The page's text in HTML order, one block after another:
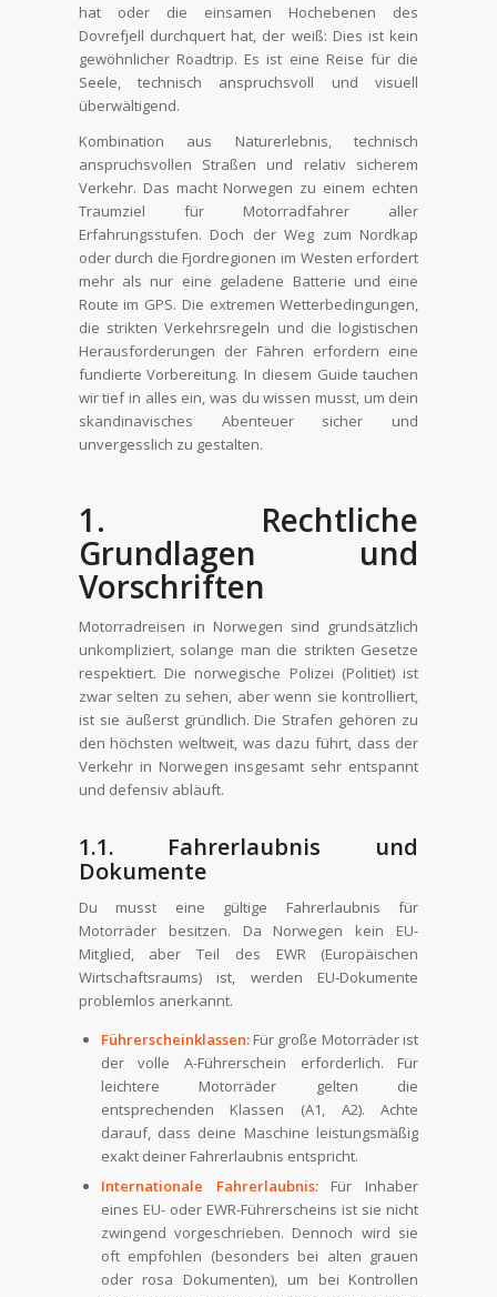
hat oder die einsamen Hochebenen des
Dovrefjell durchquert hat, der weiß: Dies ist kein
gewöhnlicher Roadtrip. Es ist eine Reise für die
Seele, technisch anspruchsvoll und visuell
überwältigend.
Kombination aus Naturerlebnis, technisch
anspruchsvollen Straßen und relativ sicherem
Verkehr. Das macht Norwegen zu einem echten
Traumziel für Motorradfahrer aller
Erfahrungsstufen. Doch der Weg zum Nordkap
oder durch die Fjordregionen im Westen erfordert
mehr als nur eine geladene Batterie und eine
Route im GPS. Die extremen Wetterbedingungen,
die strikten Verkehrsregeln und die logistischen
Herausforderungen der Fähren erfordern eine
fundierte Vorbereitung. In diesem Guide tauchen
wir tief in alles ein, was du wissen musst, um dein
skandinavisches Abenteuer sicher und
unvergesslich zu gestalten.
1. Rechtliche
Grundlagen und
Vorschriften
Motorradreisen in Norwegen sind grundsätzlich
unkompliziert, solange man die strikten Gesetze
respektiert. Die norwegische Polizei (Politiet) ist
zwar selten zu sehen, aber wenn sie kontrolliert,
ist sie äußerst gründlich. Die Strafen gehören zu
den höchsten weltweit, was dazu führt, dass der
Verkehr in Norwegen insgesamt sehr entspannt
und defensiv abläuft.
1.1. Fahrerlaubnis und
Dokumente
Du musst eine gültige Fahrerlaubnis für
Motorräder besitzen. Da Norwegen kein EU-
Mitglied, aber Teil des EWR (Europäischen
Wirtschaftsraums) ist, werden EU-Dokumente
problemlos anerkannt.
Führerscheinklassen:Für große Motorräder ist
der volle A-Führerschein erforderlich. Für
leichtere Motorräder gelten die
entsprechenden Klassen (A1, A2). Achte
darauf, dass deine Maschine leistungsmäßig
exakt deiner Fahrerlaubnis entspricht.
Internationale Fahrerlaubnis:Für Inhaber
eines EU- oder EWR-Führerscheins ist sie nicht
zwingend vorgeschrieben. Dennoch wird sie
oft empfohlen (besonders bei alten grauen
oder rosa Dokumenten), um bei Kontrollen